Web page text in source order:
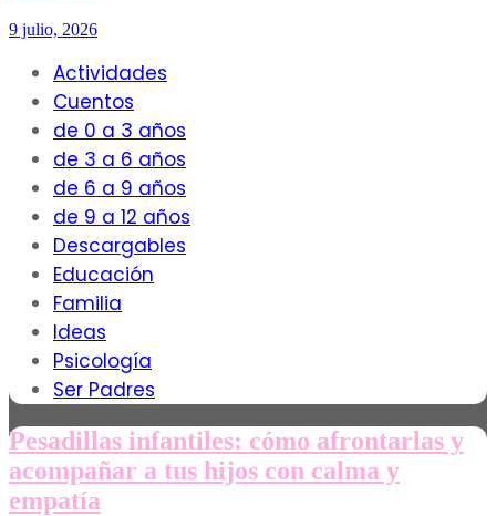
9 julio, 2026
Actividades
Cuentos
de 0 a 3 años
de 3 a 6 años
de 6 a 9 años
de 9 a 12 años
Descargables
Educación
Familia
Ideas
Psicología
Ser Padres
Pesadillas infantiles: cómo afrontarlas y
acompañar a tus hijos con calma y
empatía